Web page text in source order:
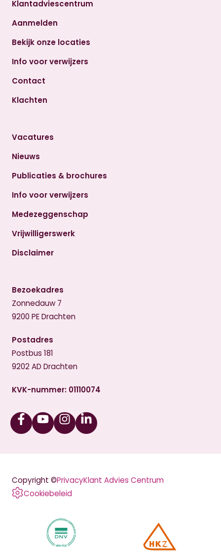
Klantadviescentrum
Aanmelden
Bekijk onze locaties
Info voor verwijzers
Contact
Klachten
Vacatures
Nieuws
Publicaties & brochures
Info voor verwijzers
Medezeggenschap
Vrijwilligerswerk
Disclaimer
Bezoekadres
Zonnedauw 7
9200 PE Drachten
Postadres
Postbus 181
9202 AD Drachten
KVK-nummer: 01110074
FacebookYoutubeInstagramLinkedin
Copyright ©PrivacyKlant Advies Centrum
Cookiebeleid